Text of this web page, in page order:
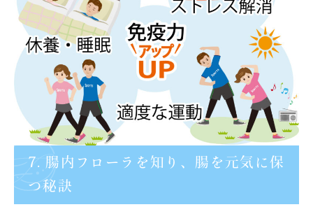
7. 腸内フローラを知り、腸を元気に保
つ秘訣